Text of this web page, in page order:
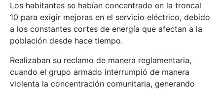
Los habitantes se habían concentrado en la troncal
10 para exigir mejoras en el servicio eléctrico, debido
a los constantes cortes de energía que afectan a la
población desde hace tiempo.
Realizaban su reclamo de manera reglamentaria,
cuando el grupo armado interrumpió de manera
violenta la concentración comunitaria, generando